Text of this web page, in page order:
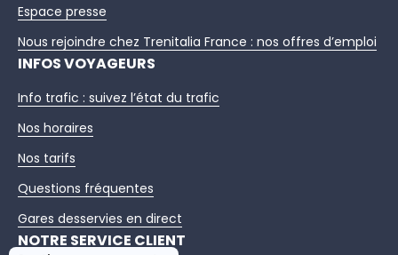
Espace presse
Nous rejoindre chez Trenitalia France : nos offres d’emploi
INFOS VOYAGEURS
Info trafic : suivez l’état du trafic
Nos horaires
Nos tarifs
Questions fréquentes
Gares desservies en direct
NOTRE SERVICE CLIENT